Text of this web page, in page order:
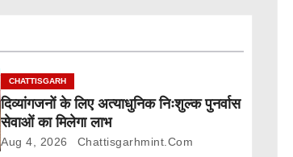
CHATTISGARH
दिव्यांगजनों के लिए अत्याधुनिक निःशुल्क पुनर्वास
सेवाओं का मिलेगा लाभ
Aug 4, 2026 Chattisgarhmint.com